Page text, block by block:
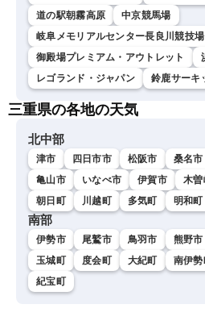
道の駅朝霧高原
中京競馬場
岐阜メモリアルセンター長良川競技場
御殿場プレミアム・アウトレット
レゴランド・ジャパン
鈴鹿サーキ
三重県の各地の天気
北中部
津市 四日市市 松阪市 桑名市
亀山市
いなべ市 伊賀市 木曽
朝日町
川越町 多気町 明和町
南部
伊勢市 尾鷲市 鳥羽市 熊野市
玉城町
度会町 大紀町 南伊勢
紀宝町